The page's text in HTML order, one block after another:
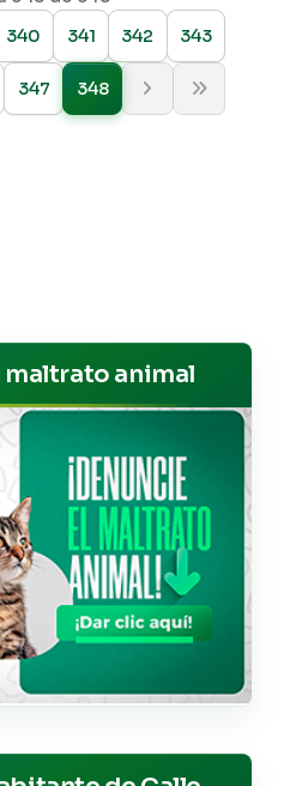
340 341 342 343
347 348
maltrato animal